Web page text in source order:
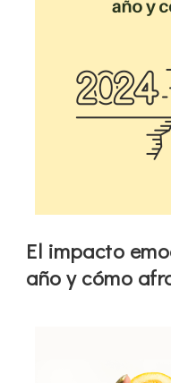
El impacto
año y cómo